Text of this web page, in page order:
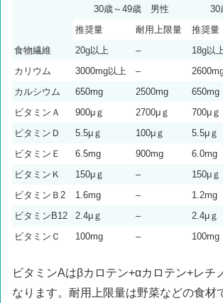
30歳～49歳 男性
30
推奨量
耐用上限量 推奨量
食物繊維
20g以上 – 18g以
カリウム
3000mg以上 –
カルシウム
650mg 2500mg 650mg
ビタミンＡ
900μｇ 2700μｇ 700μｇ
ビタミンＤ
5.5μｇ 100μｇ 5.5μｇ
ビタミンＥ
6.5mg 900mg 6.0mg
ビタミンＫ
150μｇ – 150μｇ
ビタミンＢ2
1.6mg – 1.2mg
ビタミンB12
2.4μｇ – 2.4μｇ
ビタミンＣ
100mg – 100mg
ビタミンAはβカロテン+αカロテン+レチ
なります。耐用上限量は野菜などの食材